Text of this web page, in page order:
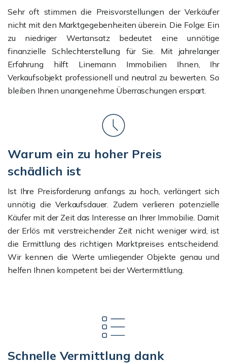
Sehr oft stimmen die Preisvorstellungen der Verkäufer
nicht mit den Marktgegebenheiten überein. Die Folge: Ein
zu niedriger Wertansatz bedeutet eine unnötige
finanzielle Schlechterstellung für Sie. Mit jahrelanger
Erfahrung hilft Linemann Immobilien Ihnen, Ihr
Verkaufsobjekt professionell und neutral zu bewerten. So
bleiben Ihnen unangenehme Überraschungen erspart.
Warum ein zu hoher Preis
schädlich ist
Ist Ihre Preisforderung anfangs zu hoch, verlängert sich
unnötig die Verkaufsdauer. Zudem verlieren potenzielle
Käufer mit der Zeit das Interesse an Ihrer Immobilie. Damit
der Erlös mit verstreichender Zeit nicht weniger wird, ist
die Ermittlung des richtigen Marktpreises entscheidend.
Wir kennen die Werte umliegender Objekte genau und
helfen Ihnen kompetent bei der Wertermittlung.
Schnelle Vermittlung dank